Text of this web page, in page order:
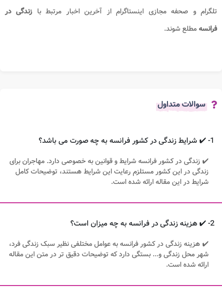
تلگرام و صحفه مجازی اینستاگرام از آخرین اخبار مرتبط با زندگی در
فرانسهمطلع شوند.
سوالات متداول
1- ✔️ شرایط زندگی در کشور فرانسه به چه صورت می باشد؟
✔️ زندگی در کشور فرانسه شرایط و قوانین به خصوصی دارد. مهاجران برای
زندگی در این کشور مستلزم رعایت این شرایط هستند، توضیحات کامل
شرایط در این مقاله ارائه شده است.
2- ✔️ هزینه زندگی در فرانسه به چه میزان است؟
✔️ هزینه زندگی در کشور فرانسه به عوامل مختلفی نظیر سبک زندگی فرد،
شهر محل زندگی و... بستگی دارد که توضیحات دقیق تر در متن این مقاله
ارائه شده است.